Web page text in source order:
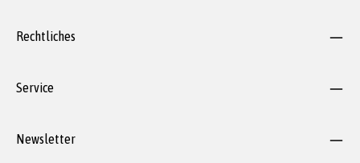
Rechtliches
Service
Newsletter